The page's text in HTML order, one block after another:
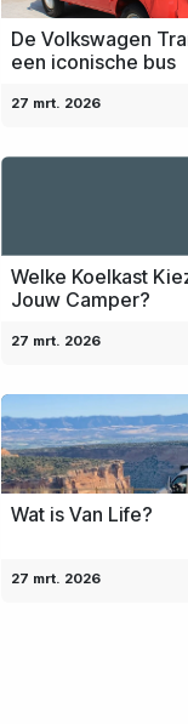
De Volkswagen
een iconische bus
27 mrt. 2026
Welke Koelkast
Jouw Camper?
27 mrt. 2026
Wat is Van Life?
27 mrt. 2026